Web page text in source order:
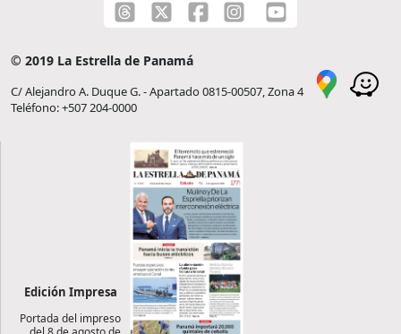
© 2019 La Estrella de Panamá
C/ Alejandro A. Duque G. - Apartado 0815-00507, Zona 4
Teléfono: +507 204-0000
Edición Impresa
Portada del impreso